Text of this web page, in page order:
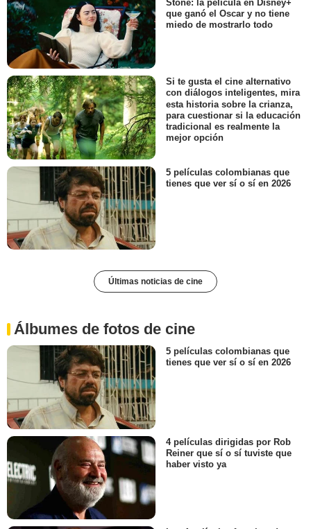
Stone: la película en Disney+
que ganó el Oscar y no tiene
miedo de mostrarlo todo
Si te gusta el cine alternativo
con diálogos inteligentes, mira
esta historia sobre la crianza,
para cuestionar si la educación
tradicional es realmente la
mejor opción
5 películas colombianas que
tienes que ver sí o sí en 2026
Últimas noticias de cine
Álbumes de fotos de cine
5 películas colombianas que
tienes que ver sí o sí en 2026
4 películas dirigidas por Rob
Reiner que sí o sí tuviste que
haber visto ya